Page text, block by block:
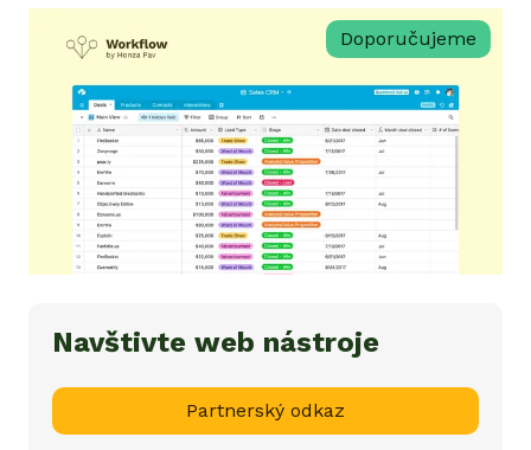
Doporučujeme
Navštivte web nástroje
Partnerský odkaz